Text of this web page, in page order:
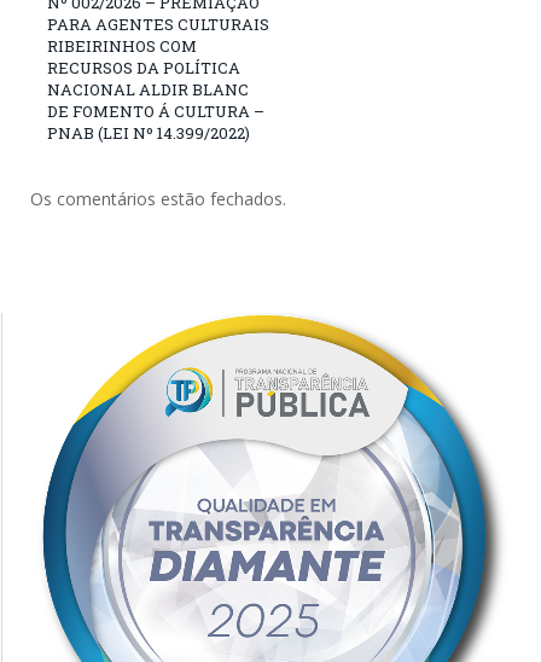
PARA AGENTES CULTURAIS
RIBEIRINHOS COM
RECURSOS DA POLÍTICA
NACIONAL ALDIR BLANC
DE FOMENTO Á CULTURA –
PNAB (LEI Nº 14.399/2022)
Os comentários estão fechados.